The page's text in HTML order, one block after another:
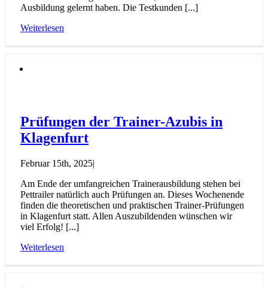
Ausbildung gelernt haben. Die Testkunden [...]
Weiterlesen
Prüfungen der Trainer-Azubis in
Klagenfurt
Februar 15th, 2025|
Am Ende der umfangreichen Trainerausbildung stehen bei
Pettrailer natürlich auch Prüfungen an. Dieses Wochenende
finden die theoretischen und praktischen Trainer-Prüfungen
in Klagenfurt statt. Allen Auszubildenden wünschen wir
viel Erfolg! [...]
Weiterlesen